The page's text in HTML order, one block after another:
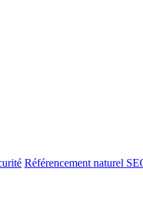
Référencement naturel